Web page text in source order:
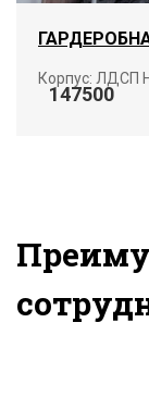
Корпус: ЛДСП
147500